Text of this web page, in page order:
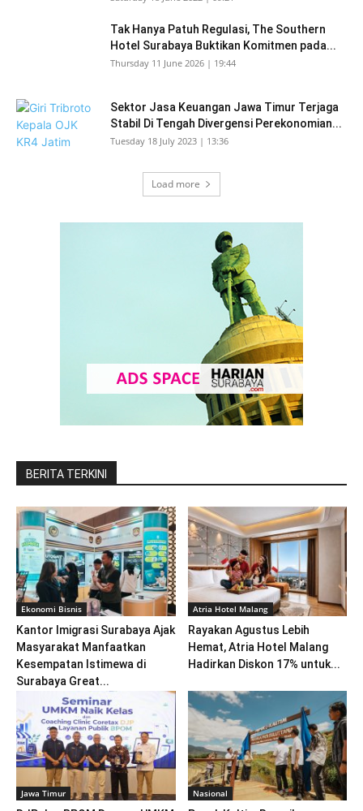
Tak Hanya Patuh Regulasi, The Southern
Hotel Surabaya Buktikan Komitmen pada...
Thursday 11 June 2026 | 19:44
Sektor Jasa Keuangan Jawa Timur Terjaga
Stabil Di Tengah Divergensi Perekonomian...
Tuesday 18 July 2023 | 13:36
Load more
BERITA TERKINI
Ekonomi Bisnis
Kantor Imigrasi Surabaya Ajak
Masyarakat Manfaatkan
Kesempatan Istimewa di
Surabaya Great...
Atria Hotel Malang
Rayakan Agustus Lebih
Hemat, Atria Hotel Malang
Hadirkan Diskon 17% untuk...
Jawa Timur Nasional